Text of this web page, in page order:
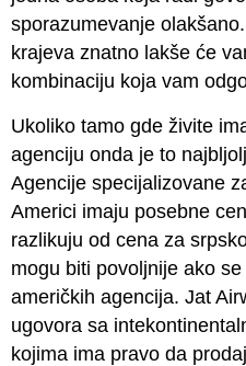
sporazumevanje
krajeva znatno lakše će
kombinaciju koja vam
Ukoliko tamo gde živite
agenciju onda je to
Agencije specijalizovane
Americi imaju posebne
razlikuju od cena za
mogu biti povoljnije ako
američkih agencija. Jat
ugovora sa
kojima ima pravo da